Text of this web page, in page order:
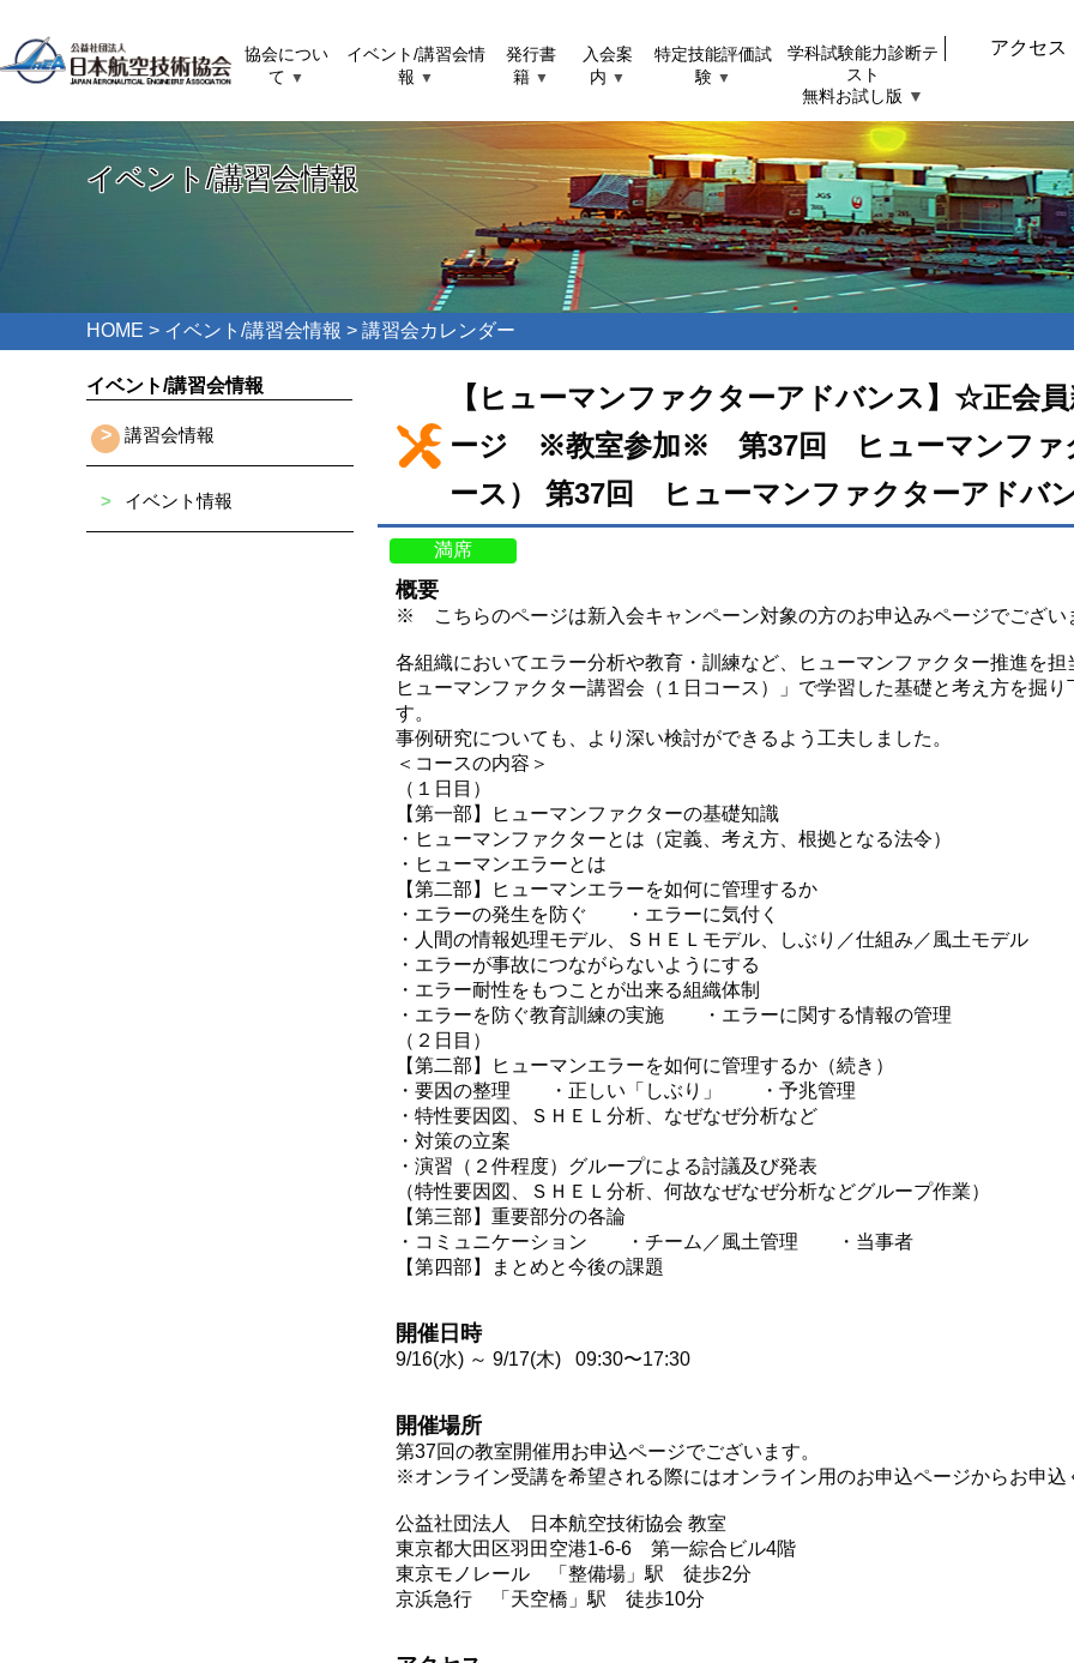
協会につい
て ▼
イベント/講習会情
報 ▼
発行書
籍 ▼
入会案
内 ▼
特定技能評価試
験 ▼
学科試験能力診断テ
スト
無料お試し版 ▼
アクセス
イベント/講習会情報
HOME > イベント/講習会情報 > 講習会カレンダー
イベント/講習会情報
> 講習会情報
> イベント情報
【ヒューマンファクターアドバンス】☆正会
ージ ※教室参加※ 第37回 ヒューマンファク
ース） 第37回 ヒューマンファクターアドバ
満席
概要
※ こちらのページは新入会キャンペーン対象の方のお申込みページでござい
各組織においてエラー分析や教育・訓練など、ヒューマンファクター推進を
ヒューマンファクター講習会（１日コース）」で学習した基礎と考え方を掘
す。
事例研究についても、より深い検討ができるよう工夫しました。
＜コースの内容＞
（１日目）
【第一部】ヒューマンファクターの基礎知識
・ヒューマンファクターとは（定義、考え方、根拠となる法令）
・ヒューマンエラーとは
【第二部】ヒューマンエラーを如何に管理するか
・エラーの発生を防ぐ ・エラーに気付く
・人間の情報処理モデル、ＳＨＥＬモデル、しぶり／仕組み／風土モデル
・エラーが事故につながらないようにする
・エラー耐性をもつことが出来る組織体制
・エラーを防ぐ教育訓練の実施 ・エラーに関する情報の管理
（２日目）
【第二部】ヒューマンエラーを如何に管理するか（続き）
・要因の整理 ・正しい「しぶり」 ・予兆管理
・特性要因図、ＳＨＥＬ分析、なぜなぜ分析など
・対策の立案
・演習（２件程度）グループによる討議及び発表
（特性要因図、ＳＨＥＬ分析、何故なぜなぜ分析などグループ作業）
【第三部】重要部分の各論
・コミュニケーション ・チーム／風土管理 ・当事者
【第四部】まとめと今後の課題
開催日時
9/16(水) ～ 9/17(木) 09:30〜17:30
開催場所
第37回の教室開催用お申込ページでございます。
※オンライン受講を希望される際にはオンライン用のお申込ページからお申込
公益社団法人 日本航空技術協会 教室
東京都大田区羽田空港1-6-6 第一綜合ビル4階
東京モノレール 「整備場」駅 徒歩2分
京浜急行 「天空橋」駅 徒歩10分